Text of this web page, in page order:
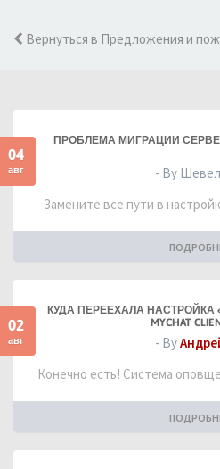
Вернуться в Предложения и
04
авг
ПРОБЛЕМА МИГРАЦИИ
- By
Замените все пути в
02
авг
КУДА ПЕРЕЕХАЛА
MYCHAT
- By
Конечно есть! Система